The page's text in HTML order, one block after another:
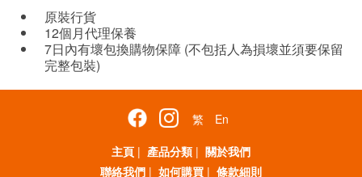
原裝行貨
12個月代理保養
7日內有壞包換購物保障 (不包括人為損壞並須要保留
完整包裝)
繁
En
主頁 | 產品分類 | 關於我們
聯絡我們 | 如何購買 | 條款細則